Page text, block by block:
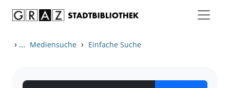
› ... Mediensuche › Einfache Suche